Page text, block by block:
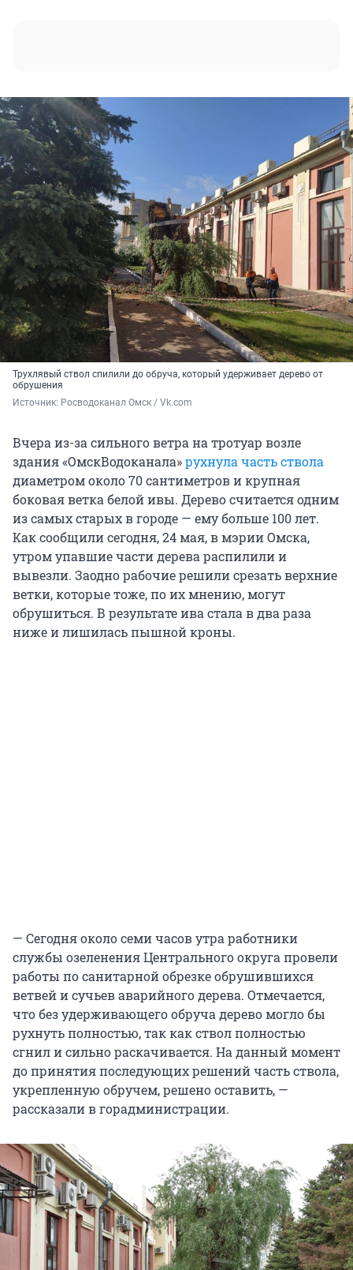
Трухлявый ствол спилили до обруча, который удерживает дерево от
обрушения
Источник: Росводоканал Омск / Vk.com
Вчера из-за сильного ветра на тротуар возле
здания «ОмскВодоканала»рухнула часть ствола
диаметром около 70 сантиметров и крупная
боковая ветка белой ивы. Дерево считается одним
из самых старых в городе — ему больше 100 лет.
Как сообщили сегодня, 24 мая, в мэрии Омска,
утром упавшие части дерева распилили и
вывезли. Заодно рабочие решили срезать верхние
ветки, которые тоже, по их мнению, могут
обрушиться. В результате ива стала в два раза
ниже и лишилась пышной кроны.
— Сегодня около семи часов утра работники
службы озеленения Центрального округа провели
работы по санитарной обрезке обрушившихся
ветвей и сучьев аварийного дерева. Отмечается,
что без удерживающего обруча дерево могло бы
рухнуть полностью, так как ствол полностью
сгнил и сильно раскачивается. На данный момент
до принятия последующих решений часть ствола,
укрепленную обручем, решено оставить, —
рассказали в горадминистрации.